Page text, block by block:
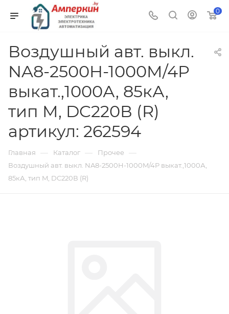
0
Воздушный авт. выкл.
NA8-2500H-1000M/4P
выкат.,1000А, 85кА,
тип M, DC220В (R)
артикул: 262594
Главная — Каталог — Прочее —
Воздушный авт. выкл. NA8-2500H-1000M/4P выкат.,1000А,
85кА, тип M, DC220В (R)